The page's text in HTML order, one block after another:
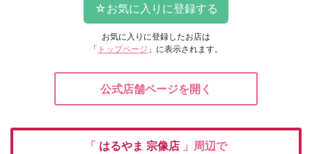
お気に入りに登録したお店は
「 トップページ 」に表示されます。
公式店舗ページを開く
「 はるやま 宗像店 」周辺で